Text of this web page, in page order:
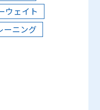
ウェイト
ーニング